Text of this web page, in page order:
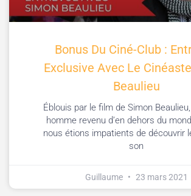
Bonus Du Ciné-Club :
Exclusive Avec Le
Beaulieu
Éblouis par le film de Simon
homme revenu d’en dehors du
nous étions impatients de découvrir
son
Guillaume 23 mars 2021